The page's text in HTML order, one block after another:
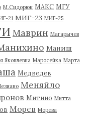
М.Сидорюк МАКС МГУ
21 МИГ-23 МИГ-25
Маврин Магарычев
Маниш
Яковлевна Маросейка Марта
Медведев
Меняйло
Митино Митта
Морев Морева